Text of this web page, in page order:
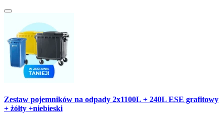
Zestaw pojemników na odpady 2x1100L + 240L ESE grafitowy
+ żółty +niebieski